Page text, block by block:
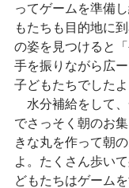
ってゲームを準備
もたちも目的地に
の姿を見つけると
手を振りながら広
子どもたちでしたよ
水分補給をして、
でさっそく朝のお
きな丸を作って朝
よ。たくさん歩い
どもたちはゲーム